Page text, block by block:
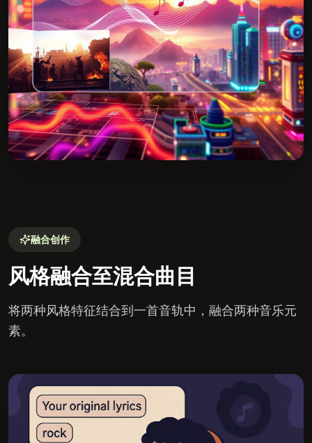
融合创作
风格融合至混合曲目
将两种风格特征结合到一首音轨中，融合两种音乐元
素。